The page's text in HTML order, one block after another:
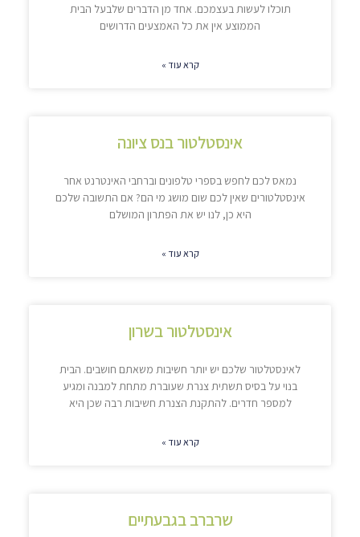
תוכלו לעשות בעצמכם. אחד מן הדברים שלבעל הבית
הממוצע אין את כל האמצעים הדרושים
קרא עוד »
אינסטלטור בנס ציונה
נמאס לכם לחפש בספרי טלפונים וברחבי האינטרנט אחר
אינסטלטורים שאין לכם שום מושג מי הם? אם התשובה שלכם
היא כן, לנו יש את הפתרון המושלם
קרא עוד »
אינסטלטור בשרון
לאינסטלטור שלכם יש יותר חשיבות משאתם חושבים. הבית
בנוי על בסיס תשתית צנרת שעוברת מתחת למבנה ומגיע
למספר חדרים. להתקנת הצנרת חשיבות רבה שכן היא
קרא עוד »
שרברב בגבעתיים